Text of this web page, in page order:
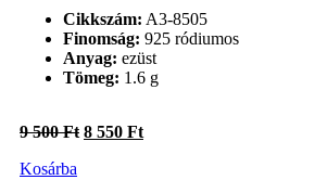
Cikkszám: A3-8505
Finomság: 925 ródiumos
Anyag: ezüst
Tömeg: 1.6 g
9 500Ft Original
8 550 FtCurrent
Kosárba